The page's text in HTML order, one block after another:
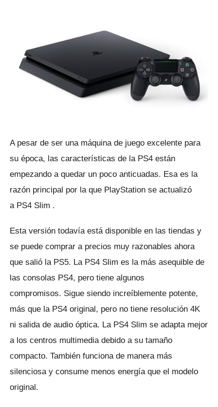
A pesar de ser una máquina de juego excelente para
su época, las características de la PS4 están
empezando a quedar un poco anticuadas. Esa es la
razón principal por la que PlayStation se actualizó
a PS4 Slim .
Esta versión todavía está disponible en las tiendas y
se puede comprar a precios muy razonables ahora
que salió la PS5. La PS4 Slim es la más asequible de
las consolas PS4, pero tiene algunos
compromisos. Sigue siendo increíblemente potente,
más que la PS4 original, pero no tiene resolución 4K
ni salida de audio óptica. La PS4 Slim se adapta mejor
a los centros multimedia debido a su tamaño
compacto. También funciona de manera más
silenciosa y consume menos energía que el modelo
original.